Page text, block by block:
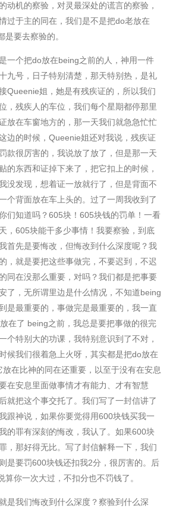
动机的察验，对灵最深处的谎言的察验，
过于主的同在，我们是不是把do老放在
是要去察验的。
一个把do放在being之前的人，神用一件
九号，日子特别清楚，那天特别热，是礼
Queenie姐，她是有残疾证的，所以我们
，残疾人的车位，我们每个星期都停那里
放在⻋窗地方的，那一天我们就急急忙忙
边的时候，Queenie姐还对我说，残疾证
款很厉害的，我说放了放了，但是那一天
的东⻄和证掉下来了，把它扣上的时候，
没发现，想着证一放就行了，但是背面不
个背面放在⻋上头的。过了一周我收到了
们知道吗？605块！605块钱的罚单！一看
，605块能干多少事情！我要察验，到底
首先是要悔改，但悔改到什么深度呢？我
，就是要把这些事做完，不要迟到，不迟
同在没那么重要，对吗？我们都是把事要
了，无所谓里边是什么情况，不知道being
是最重要的，事做完是最重要的，我一直
在了 being之前，我总是要把事做的很完
个特别大的功课，我特别意识到了不对，
候我们很着急上火呀，其实都是把do放在
在比神的同在还重要，以至于没有在安息
在安息里面做事情才有能力、才有智慧
就把这个事交托了。我们写了一封信讲了
跟神说，如果你要觉得用600块钱买我一
的罪有深刻的悔改，我认了。如果600块
，那好得无比。写了封信解释一下，我们
是要罚600块钱还扣我2分，很厉害的。后
算你一次大过，不扣分也不罚钱了。
是我们悔改到什么深度？察验到什么深